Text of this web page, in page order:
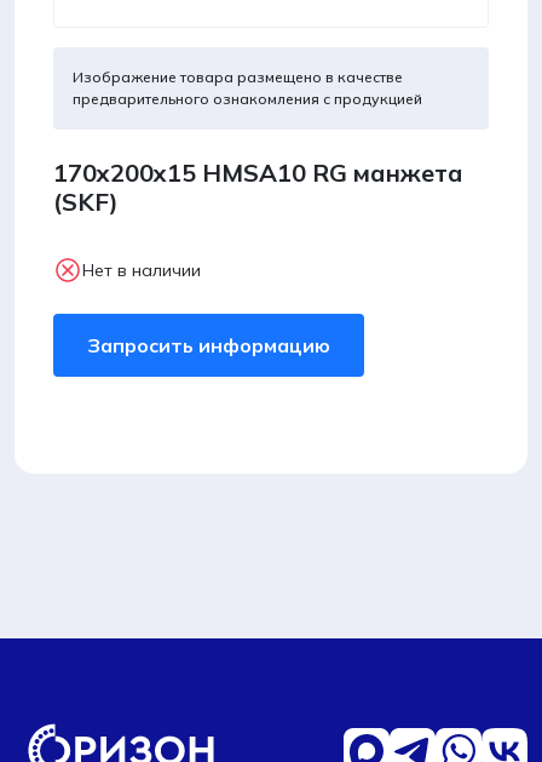
Изображение товара размещено в качестве
предварительного ознакомления с продукцией
170x200x15 HMSA10 RG манжета
(SKF)
Нет в наличии
Запросить информацию